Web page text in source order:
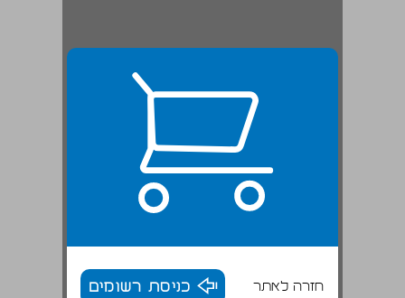
חזרה לאתר כניסת רשומים